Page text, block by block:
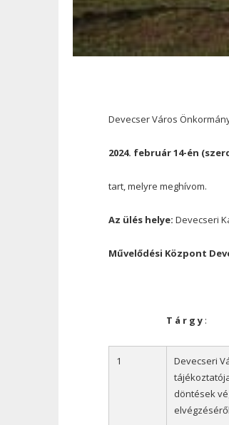
Devecser Város
2024. február 14-én
tart, melyre meghívom.
Az ülés helye: Devecseri
Művelődési Központ
T á r g y
1
Devecseri
döntések
elvégzéséről